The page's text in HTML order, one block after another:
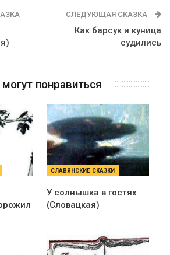
СЛЕДУЮЩАЯ СКАЗКА
Как барсук и куница
судились
понравиться
СЛАВЯНСКИЕ СКАЗКИ
У солнышка в гостях
(Словацкая)